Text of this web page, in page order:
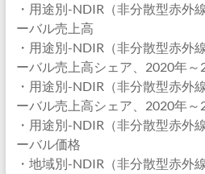
・用途別-NDIR（非分散型赤外
ーバル売上高
・用途別-NDIR（非分散型赤外
ーバル売上高シェア、2020年～
・用途別-NDIR（非分散型赤外
ーバル売上高シェア、2020年～
・用途別-NDIR（非分散型赤外
ーバル価格
・地域別-NDIR（非分散型赤外